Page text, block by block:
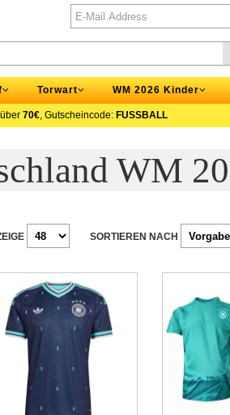
Torwart WM 2026 Kinder
70€, Gutscheincode: FUSSBALL
WM
SORTIEREN NACH